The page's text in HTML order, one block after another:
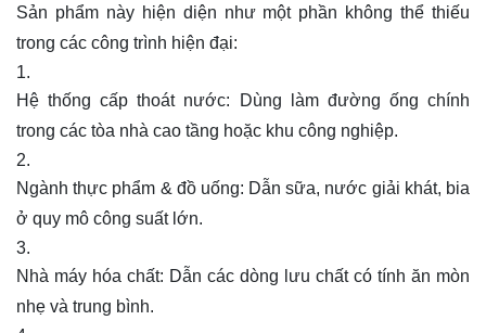
Sản phẩm này hiện diện như một phần không thể thiếu
trong các công trình hiện đại:
Hệ thống cấp thoát nước: Dùng làm đường ống chính
trong các tòa nhà cao tầng hoặc khu công nghiệp.
Ngành thực phẩm & đồ uống: Dẫn sữa, nước giải khát, bia
ở quy mô công suất lớn.
Nhà máy hóa chất: Dẫn các dòng lưu chất có tính ăn mòn
nhẹ và trung bình.